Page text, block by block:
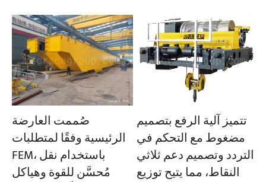
صُممت العارضة
الرئيسية وفقًا لمتطلبات
FEM، باستخدام نقل
مُحسَّن للقوة وهياكل
تتميز آلية الرفع بتصميم
مضغوط مع التحكم في
التردد وتصميم دعم ثلاثي
النقاط، مما يتيح توزيع